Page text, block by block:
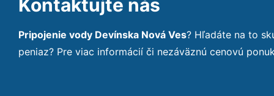
Kontaktujte nás
Pripojenie vody Devínska Nová Ves? Hľadáte na to
peniaz? Pre viac informácií či nezáväznú cenovú